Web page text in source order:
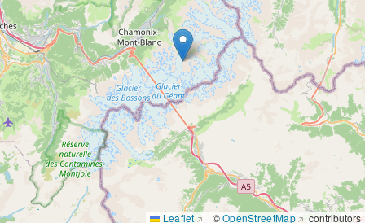
Leaflet | ©OpenStreetMap contributors